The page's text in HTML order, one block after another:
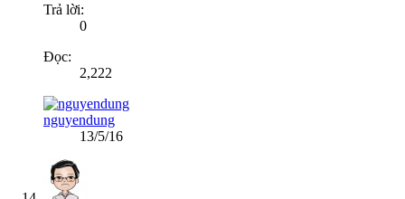
Trả lời:
0
Đọc:
2,222
nguyendung
13/5/16